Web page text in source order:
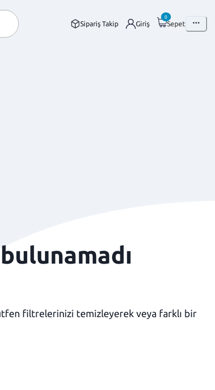
Sipariş Takip Giriş
0
Sepet
filtrelerinizi temizleyerek veya farklı bir